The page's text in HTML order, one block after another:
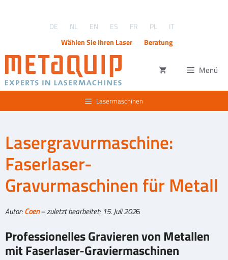
DE NL EN ES FR PL
IT
Wählen Sie Ihren Laser
Beratung
Menü
Lasermaschinen
Lasergravurmaschine:
Faserlaser-
Gravurmaschinen für Metall
Autor:Coen– zuletzt bearbeitet: 15. Juli 2026
Professionelles Gravieren von Metallen
mit Faserlaser-Graviermaschinen